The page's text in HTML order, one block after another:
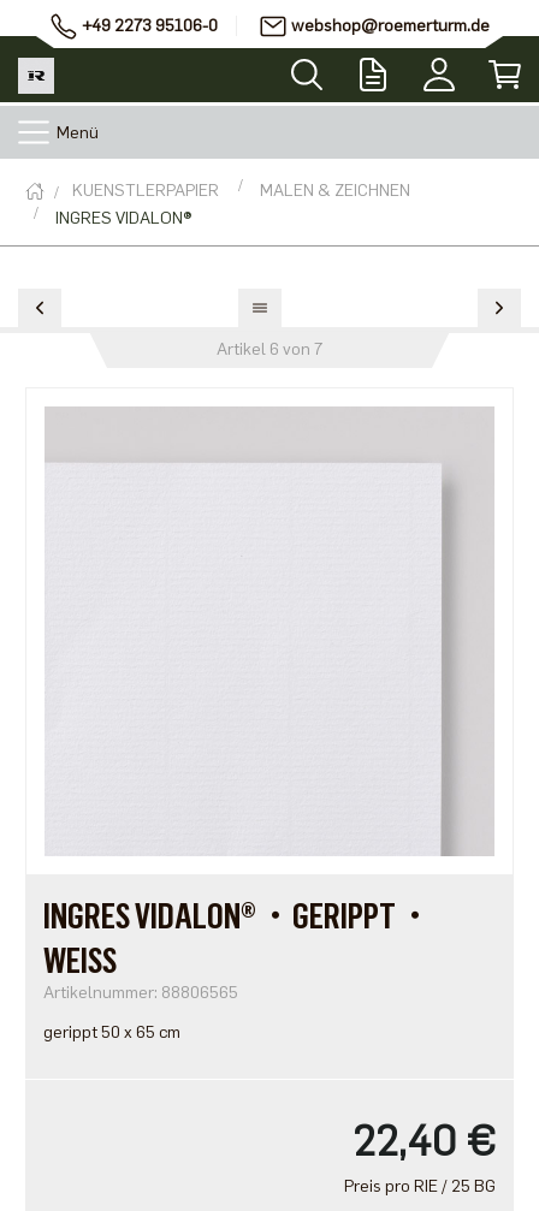
+49 2273 95106-0 webshop@roemerturm.de
Menü
KUENSTLERPAPIER
MALEN & ZEICHNEN
INGRES VIDALON®
Artikel 6 von 7
INGRES VIDALON®・GERIPPT・
WEISS
Artikelnummer: 88806565
gerippt 50 x 65 cm
22,40 €
Preis pro RIE / 25 BG